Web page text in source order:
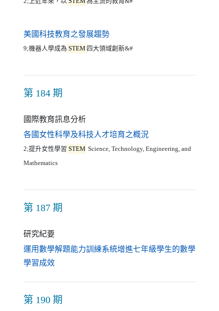
美國科技教育之發展趨勢（另開新視窗）
9;機器人學成為 STEM 四大領域創新&#
第 184 期
國際教育訊息分析
各國女性科學及科技人才培育之概況
2;提升女性學習 STEM Science, Technology, Engineering, and
Mathematics
第 187 期
研究紀要
運用數學解題能力訓練系統增進七年級學生的數學
學習成效（另開新視窗）
第 190 期